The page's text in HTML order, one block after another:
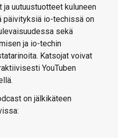
ja uutuustuotteet kuluneen
päivityksiä io-techissä on
sekä
ja io-techin
Katsojat voivat
YouTuben
on jälkikäteen